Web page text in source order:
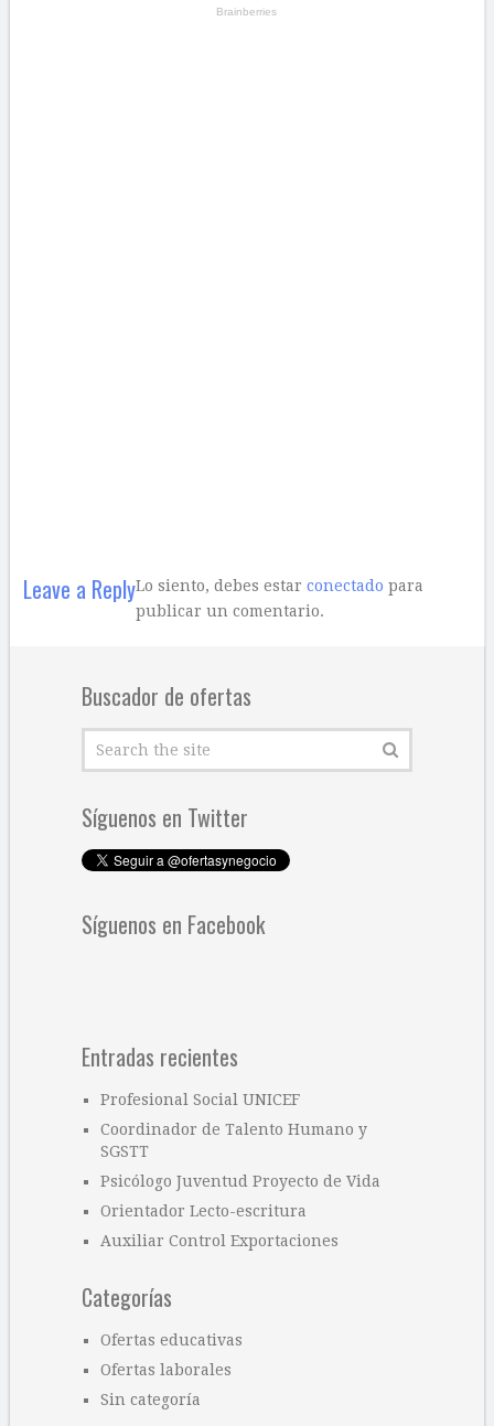
Leave a ReplyLo siento, debes estar conectado para
publicar un comentario.
Buscador de ofertas
Síguenos en Twitter
Síguenos en Facebook
Entradas recientes
Profesional Social UNICEF
Coordinador de Talento Humano y
SGSTT
Psicólogo Juventud Proyecto de Vida
Orientador Lecto-escritura
Auxiliar Control Exportaciones
Categorías
Ofertas educativas
Ofertas laborales
Sin categoría